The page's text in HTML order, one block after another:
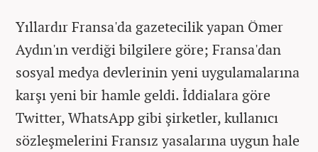
Yıllardır Fransa'da gazetecilik yapan Ömer
Aydın'ın verdiği bilgilere göre; Fransa'dan
sosyal medya devlerinin yeni uygulamalarına
karşı yeni bir hamle geldi. İddialara göre
Twitter, WhatsApp gibi şirketler, kullanıcı
sözleşmelerini Fransız yasalarına uygun hale